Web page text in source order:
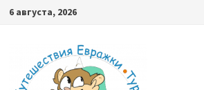
Перейти
содержимому
6 августа, 2026